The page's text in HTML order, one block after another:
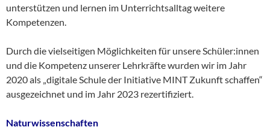
unterstützen und lernen im Unterrichtsalltag weitere
Kompetenzen.
Durch die vielseitigen Möglichkeiten für unsere Schüler:innen
und die Kompetenz unserer Lehrkräfte wurden wir im Jahr
2020 als „digitale Schule der Initiative MINT Zukunft schaffen“
ausgezeichnet und im Jahr 2023 rezertifiziert.
Naturwissenschaften